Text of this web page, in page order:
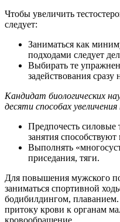
Чтобы увеличить
следует:
Заниматься как
подходами следует
Выбирать те
задействования
Кандидат биологических
десяти способах
Предпочесть
занятия
Выполнять
приседания, тяги.
Для повышения мужского
заниматься спортивной
бодибилдингом,
притоку крови к органам